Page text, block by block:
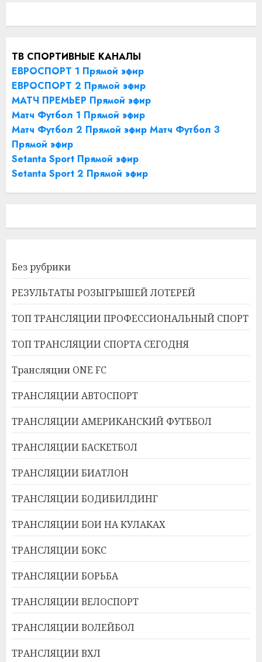
ТВ СПОРТИВНЫЕ КАНАЛЫ
ЕВРОСПОРТ 1 Прямой эфир
ЕВРОСПОРТ 2 Прямой эфир
МАТЧ ПРЕМЬЕР Прямой эфир
Матч Футбол 1 Прямой эфир
Матч Футбол 2 Прямой эфир Матч Футбол 3
Прямой эфир
Setanta Sport Прямой эфир
Setanta Sport 2 Прямой эфир
Без рубрики
РЕЗУЛЬТАТЫ РОЗЫГРЫШЕЙ ЛОТЕРЕЙ
ТОП ТРАНСЛЯЦИИ ПРОФЕССИОНАЛЬНЫЙ СПОРТ
ТОП ТРАНСЛЯЦИИ СПОРТА СЕГОДНЯ
Трансляции ONE FC
ТРАНСЛЯЦИИ АВТОСПОРТ
ТРАНСЛЯЦИИ АМЕРИКАНСКИЙ ФУТББОЛ
ТРАНСЛЯЦИИ БАСКЕТБОЛ
ТРАНСЛЯЦИИ БИАТЛОН
ТРАНСЛЯЦИИ БОДИБИЛДИНГ
ТРАНСЛЯЦИИ БОИ НА КУЛАКАХ
ТРАНСЛЯЦИИ БОКС
ТРАНСЛЯЦИИ БОРЬБА
ТРАНСЛЯЦИИ ВЕЛОСПОРТ
ТРАНСЛЯЦИИ ВОЛЕЙБОЛ
ТРАНСЛЯЦИИ ВХЛ